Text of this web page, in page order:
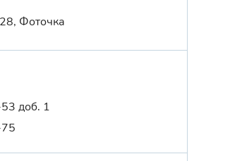
Фоточка
доб. 1